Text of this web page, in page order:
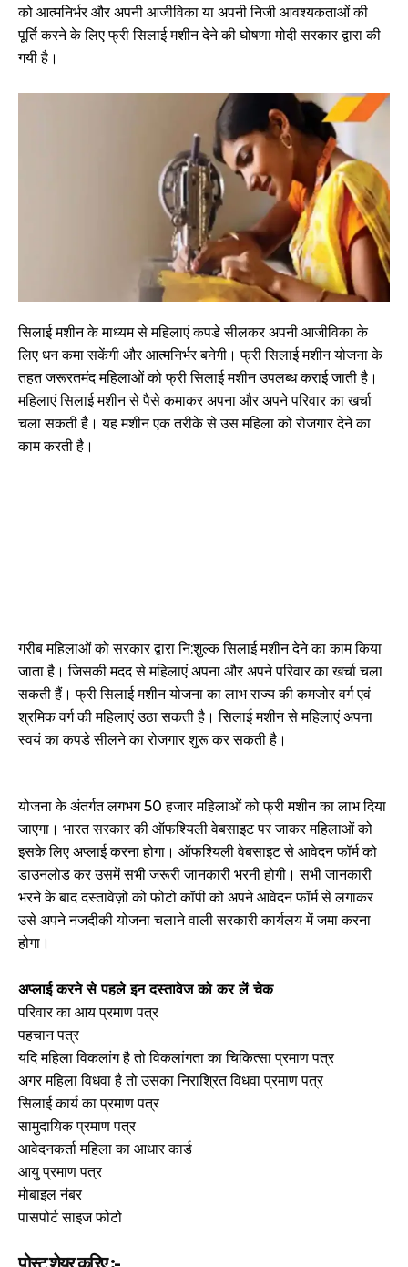
को आत्मनिर्भर और अपनी आजीविका या अपनी निजी आवश्यकताओं की
पूर्ति करने के लिए फ्री सिलाई मशीन देने की घोषणा मोदी सरकार द्वारा की
गयी है।
सिलाई मशीन के माध्यम से महिलाएं कपडे सीलकर अपनी आजीविका के
लिए धन कमा सकेंगी और आत्मनिर्भर बनेगी। फ्री सिलाई मशीन योजना के
तहत जरूरतमंद महिलाओं को फ्री सिलाई मशीन उपलब्ध कराई जाती है।
महिलाएं सिलाई मशीन से पैसे कमाकर अपना और अपने परिवार का खर्चा
चला सकती है। यह मशीन एक तरीके से उस महिला को रोजगार देने का
काम करती है।
गरीब महिलाओं को सरकार द्वारा नि:शुल्क सिलाई मशीन देने का काम किया
जाता है। जिसकी मदद से महिलाएं अपना और अपने परिवार का खर्चा चला
श्रमिक वर्ग की महिलाएं उठा सकती है। सिलाई मशीन से महिलाएं अपना
स्वयं का कपडे सीलने का रोजगार शुरू कर सकती है।
योजना के अंतर्गत लगभग 50 हजार महिलाओं को फ्री मशीन का लाभ दिया
जाएगा। भारत सरकार की ऑफ‍श्यिली वेबसाइट पर जाकर महिलाओं को
इसके लिए अप्लाई करना होगा। ऑफ‍श्यिली वेबसाइट से आवेदन फॉर्म को
डाउनलोड कर उसमें सभी जरूरी जानकारी भरनी होगी। सभी जानकारी
उसे अपने नजदीकी योजना चलाने वाली सरकारी कार्यलय में जमा करना
होगा।
अप्लाई करने से पहले इन दस्तावेज को कर लें चेक
परिवार का आय प्रमाण पत्र
पहचान पत्र
यदि महिला विकलांग है तो विकलांगता का चिकित्सा प्रमाण पत्र
अगर महिला विधवा है तो उसका निराश्रित विधवा प्रमाण पत्र
सिलाई कार्य का प्रमाण पत्र
सामुदायिक प्रमाण पत्र
आवेदनकर्ता महिला का आधार कार्ड
आयु प्रमाण पत्र